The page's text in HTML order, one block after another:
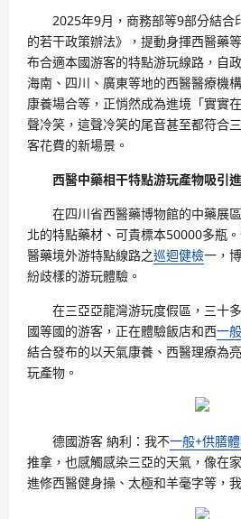
2025年9月，商務部等9部分結合
的若干政策辦法》，提動身揮西醫藥
布合適本國游客的特點游玩線路，自
海南、四川、廣東等地的西醫醫療機
康養場合等，正悄然成為進境「實實
聲冷笑，這聲冷笑的尾音甚至都符合
客花費的新場景。
西醫中藥相干特點游玩產物吸引
在四川省西醫藥博物館的中藥展
北的特點藥材、可貴標本50000多瓶
醫藥境外游特點線路之巡迴健檢一，
紛歧樣的游玩體驗。
在三亞亞龍灣游玩度假區，三十
國等國的游客，正在體驗飯店和西一
結合發布的以天氣康養、西醫理療為
玩產物。
德國游客 納利：我不一般+供膳
推拿，也感觸感染三亞的天氣，像在
進修西醫健身操、太極和羊毫字等，